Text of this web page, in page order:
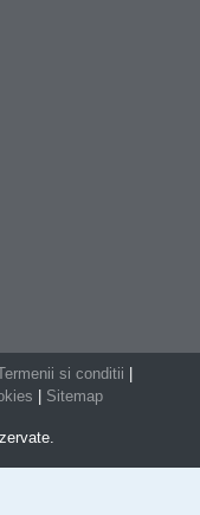
si conditii |
| Sitemap